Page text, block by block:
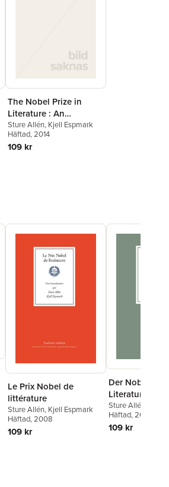
The Nobel Prize in
Literature : An
introduction
Sture Allén, Kjell Espmark
Häftad, 2014
109 kr
Le Prix Nobel de
littérature
Sture Allén, Kjell Espmark
Häftad, 2008
109 kr
Der
Literatur - Eine
Einführung
Sture Allén
Häftad, 2011
109 kr